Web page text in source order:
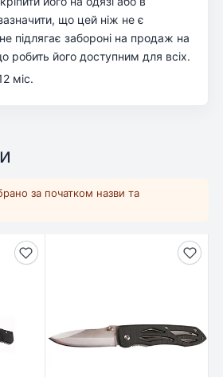
що цей ніж не є
підлягає забороні на продаж на
робить його доступним для всіх.
міс.
за початком назви та